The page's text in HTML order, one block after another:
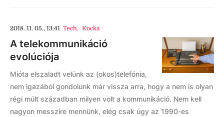
2018. 11. 05., 13:41 Tech, Kocka
A telekommunikáció
evolúciója
Mióta elszaladt velünk az (okos)telefónia,
nem igazából gondolunk már vissza arra, hogy a nem is olyan
régi múlt században milyen volt a kommunikáció. Nem kell
nagyon messzire mennünk, elég csak úgy az 1990-es